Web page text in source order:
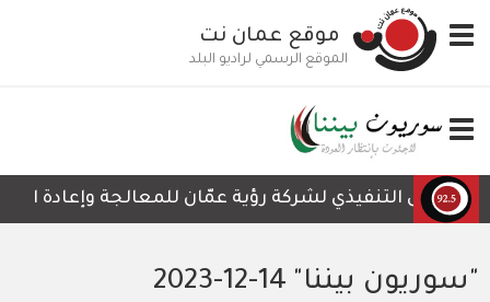
إلى
المحتوى
Toggle
navigation
موقع عمان نت
الموقع الرسمي لراديو البلد
Toggle
navigation
التنفيذي لشركة رؤية عمّان للمعالجة وإعادة
"سوريون بيننا" 14-12-2023